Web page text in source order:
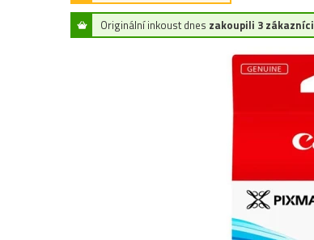
Originální inkoust dnes zakoupili 3 zákazníci